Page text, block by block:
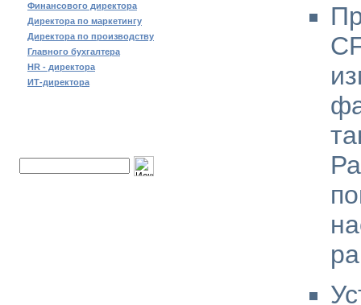
Финансового директора
Директора по маркетингу
Директора по производству
Главного бухгалтера
HR - директора
ИТ-директора